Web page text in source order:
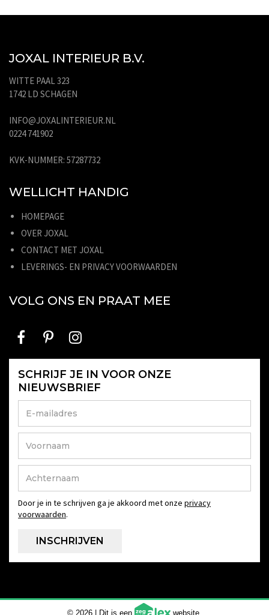
JOXAL INTERIEUR B.V.
WITTE PAAL 323
1742 LD SCHAGEN
INFO@JOXALINTERIEUR.NL
0224 741902
KVK-NUMMER: 57287732
WELLICHT HANDIG
HOMEPAGE
OVER JOXAL
CONTACT MET JOXAL
LEVERINGS- EN PRIVACY VOORWAARDEN
VOLG ONS EN PRAAT MEE
SCHRIJF JE IN VOOR ONZE
NIEUWSBRIEF
Door je in te schrijven ga je akkoord met onze privacy
voorwaarden.
© 2026 | Dit is een website.